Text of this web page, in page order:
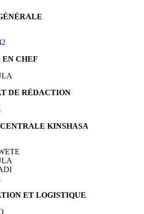
CHEF
DE RÉDACTION
KINSHASA
ET LOGISTIQUE